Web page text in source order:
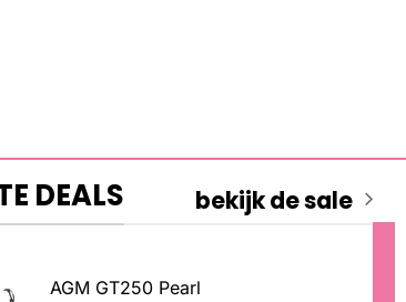
DEALS bekijk de sale
AGM GT250 Pearl